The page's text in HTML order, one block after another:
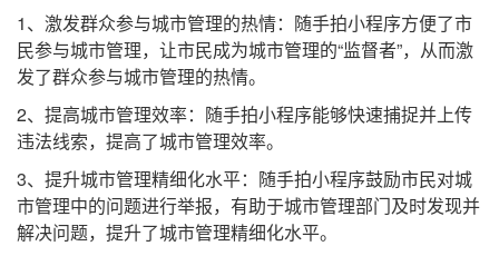
1、激发群众参与城市管理的热情：随手拍小程序方便了市
民参与城市管理，让市民成为城市管理的“监督者”，从而激
发了群众参与城市管理的热情。
2、提高城市管理效率：随手拍小程序能够快速捕捉并上传
违法线索，提高了城市管理效率。
3、提升城市管理精细化水平：随手拍小程序鼓励市民对城
市管理中的问题进行举报，有助于城市管理部门及时发现并
解决问题，提升了城市管理精细化水平。